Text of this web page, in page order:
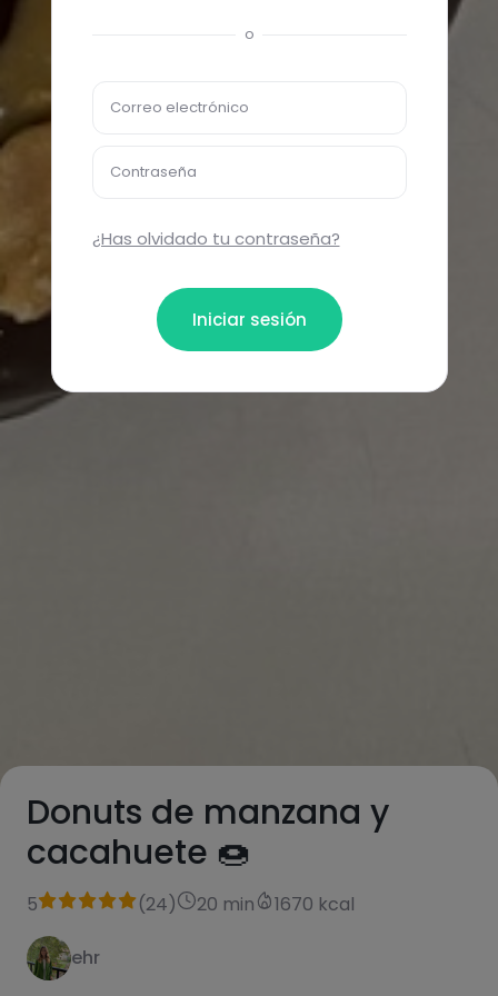
Donuts de manzana y
cacahuete 🍩
5 (24) 20 min 1670 kcal
ehr
o
Correo electrónico
Contraseña
¿Has olvidado tu contraseña?
Iniciar sesión